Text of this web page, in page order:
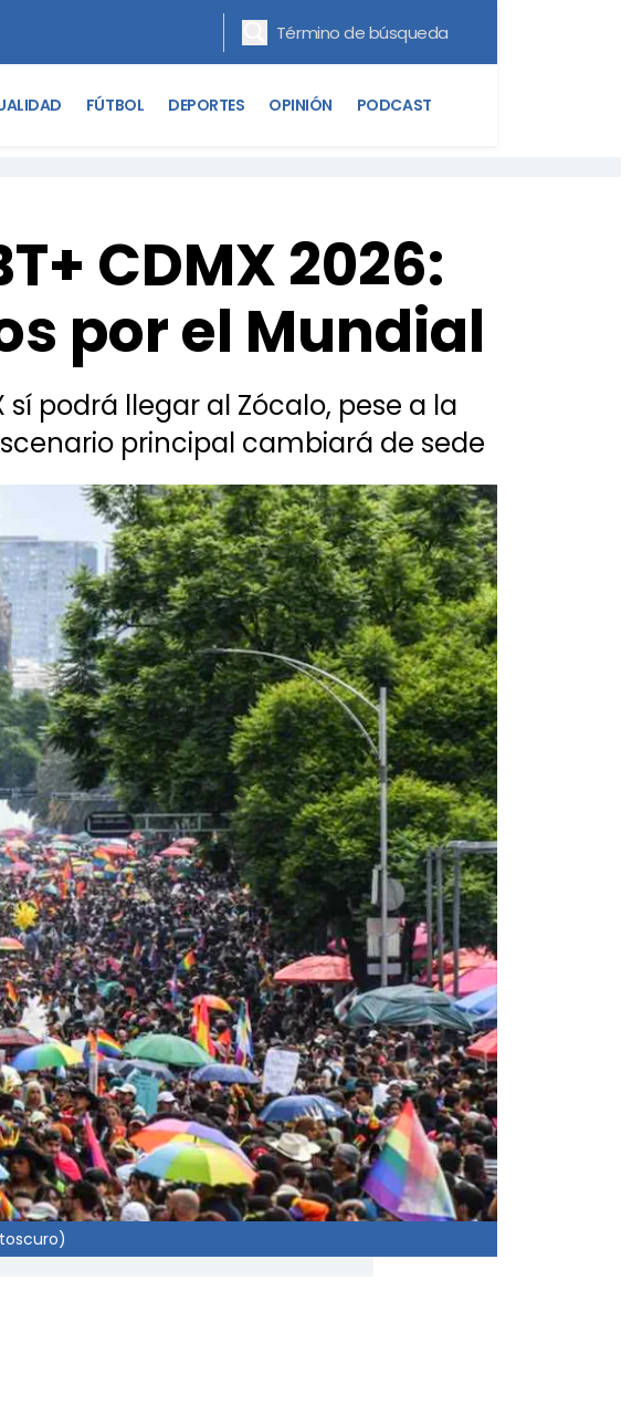
FÚTBOL DEPORTES OPINIÓN PODCAST
CDMX 2026:
por el Mundial
sí podrá llegar al Zócalo, pese a la
principal cambiará de sede